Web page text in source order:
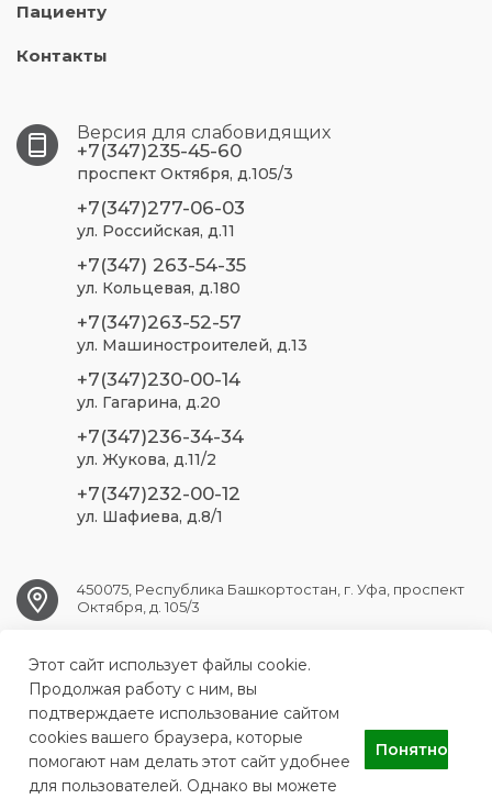
Пациенту
Контакты
Версия для слабовидящих
+7(347)235-45-60
проспект Октября, д.105/3
+7(347)277-06-03
ул. Российская, д.11
+7(347) 263-54-35
ул. Кольцевая, д.180
+7(347)263-52-57
ул. Машиностроителей, д.13
+7(347)230-00-14
ул. Гагарина, д.20
+7(347)236-34-34
ул. Жукова, д.11/2
+7(347)232-00-12
ул. Шафиева, д.8/1
450075, Республика Башкортостан, г. Уфа, проспект
Октября, д. 105/3
ufa.sp2@doctorrb.ru
ГБУЗ РБ Стоматологическая поликлиника №2 г. Уфа
Этот сайт использует файлы cookie.
Продолжая работу с ним, вы
подтверждаете использование сайтом
cookies вашего браузера, которые
помогают нам делать этот сайт удобнее
для пользователей. Однако вы можете
Понятно